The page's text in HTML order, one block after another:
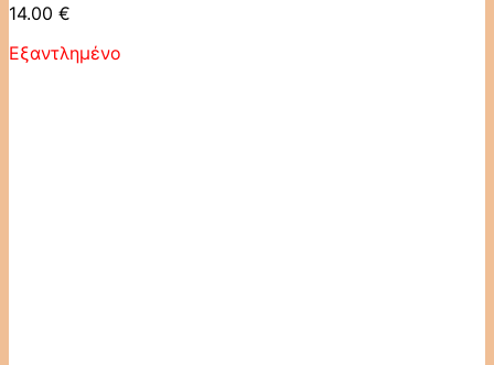
14.00 €
Εξαντλημένο